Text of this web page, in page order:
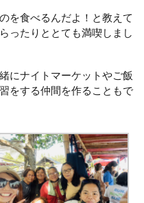
を食べるんだよ！と教えて
ったりととても満喫しまし
にナイトマーケットやご飯
をする仲間を作ることもで